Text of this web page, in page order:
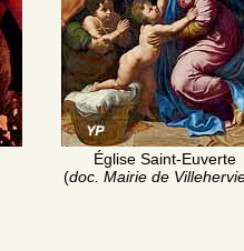
Église Saint-Euverte
(doc. Mairie de